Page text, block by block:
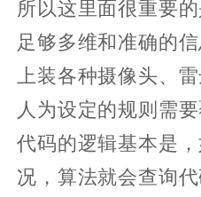
所以这里面很重要
足够多维和准确的
上装各种摄像头、
人为设定的规则需
代码的逻辑基本是
况，算法就会查询